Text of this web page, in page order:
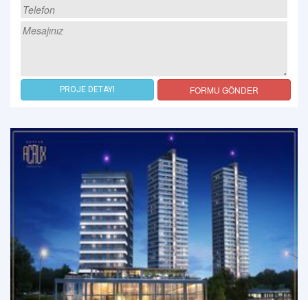
PROJE DETAYI FORMU GÖNDER